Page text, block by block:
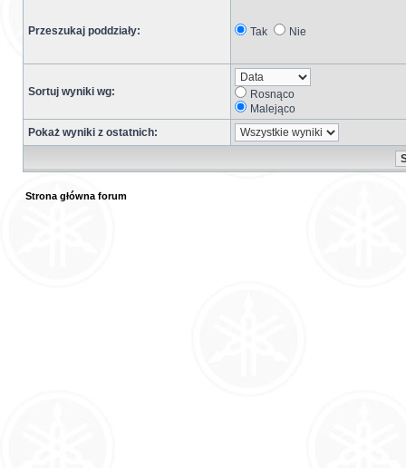
Przeszukaj poddziały: Tak Nie
Sortuj wyniki wg:
Rosnąco
Malejąco
Pokaż wyniki z ostatnich:
Strona główna forum